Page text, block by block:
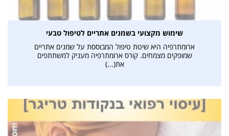
שימוש מקצועי בשמנים אתריים לטיפול טבעי
ארומתרפיה היא שיטת טיפול המבוססת על שמנים אתריים
שמופקים מצמחים. קורס ארומתרפיה מעניק למשתתפים
את(...)